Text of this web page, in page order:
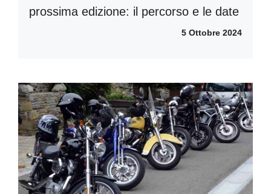
prossima edizione: il percorso e le date
5 Ottobre 2024